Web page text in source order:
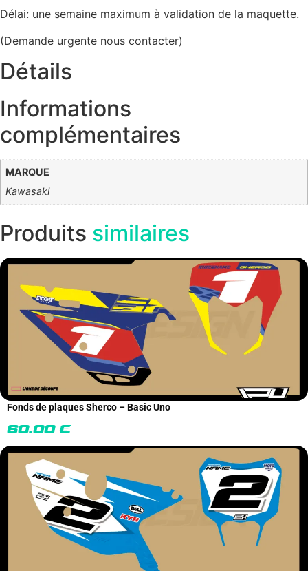
Délai: une semaine maximum à validation de la maquette.
(Demande urgente nous contacter)
Détails
Informations
complémentaires
MARQUE
Kawasaki
Produits similaires
Fonds de plaques Sherco – Basic Uno
60.00 €